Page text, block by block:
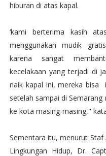
hiburan di atas kapal.
‘kami berterima kasih
menggunakan mudik
karena sangat
kecelakaan yang terjadi di
naik kapal ini, mereka bisa
setelah sampai di
ke kota masing-masing,"
Sementara itu, menurut Staf
Lingkungan Hidup, Dr.